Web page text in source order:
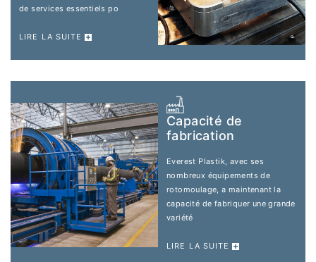
de services essentiels po
LIRE LA SUITE
Capacité de
fabrication
Everest Plastik, avec ses
nombreux équipements de
rotomoulage, a maintenant la
capacité de fabriquer une grande
variété
LIRE LA SUITE